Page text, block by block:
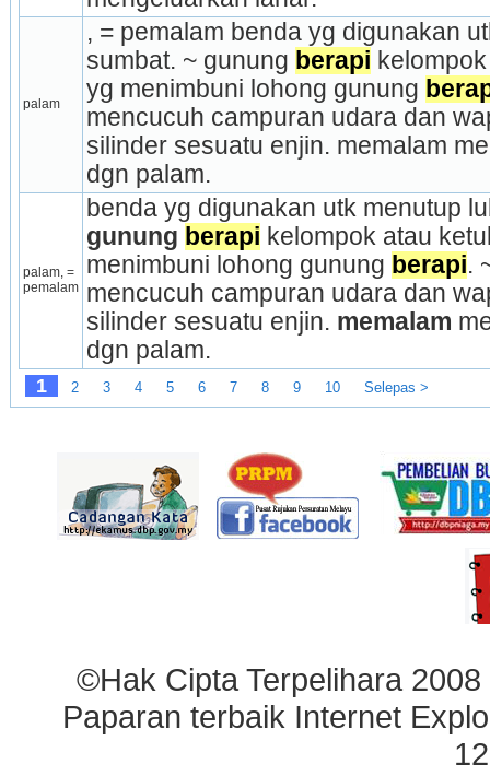
palam
, = pemalam benda yg digunakan
sumbat. ~ gunung berapi
yg menimbuni lohong gunung
mencucuh campuran udara dan
silinder sesuatu enjin. memalam
dgn palam.
palam, =
pemalam
benda yg digunakan utk menutup
gunung berapi kelompok atau
menimbuni lohong gunung berapi.
mencucuh campuran udara dan
silinder sesuatu enjin. memalam
dgn palam.
1 2 3 4 5 6 7 8 9 10 Selepas >
©Hak Cipta Terpelihara
Paparan terbaik Internet